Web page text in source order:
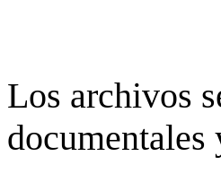
Los archivos
documentales